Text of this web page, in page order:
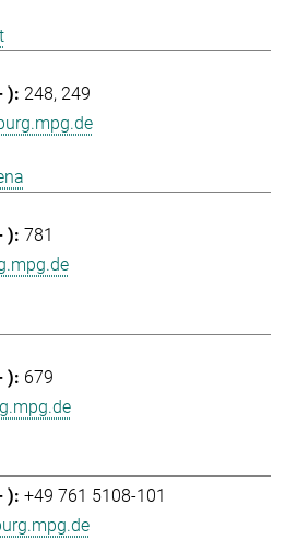
248 249
781
679
+49 761 5108-101